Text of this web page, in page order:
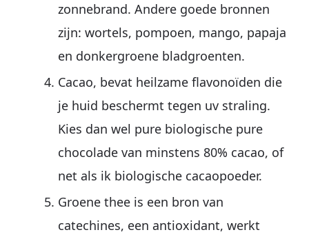
zonnebrand. Andere goede bronnen
zijn: wortels, pompoen, mango, papaja
en donkergroene bladgroenten.
Cacao, bevat heilzame flavonoïden die
je huid beschermt tegen uv straling.
Kies dan wel pure biologische pure
chocolade van minstens 80% cacao, of
net als ik biologische cacaopoeder.
Groene thee is een bron van
catechines, een antioxidant, werkt